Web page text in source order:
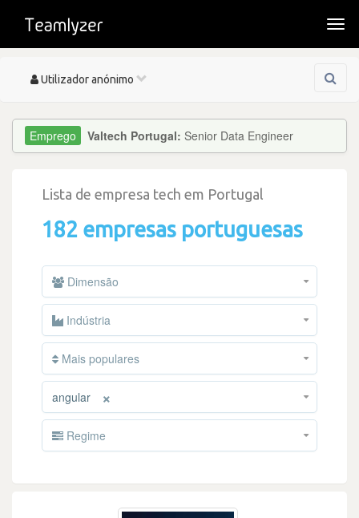
Toggle
Utilizador anónimo
Valtech Portugal: Senior Data Engineer
Lista de empresa tech em Portugal
182 empresas portuguesas
Dimensão
Indústria
Mais populares
×
angular
Regime